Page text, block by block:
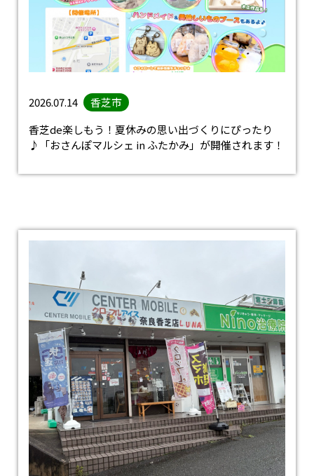
2026.07.14
香芝市
香芝de楽しもう！夏休みの思い出づくりにぴったり
♪「おさんぽマルシェ in ふたかみ」が開催されます！